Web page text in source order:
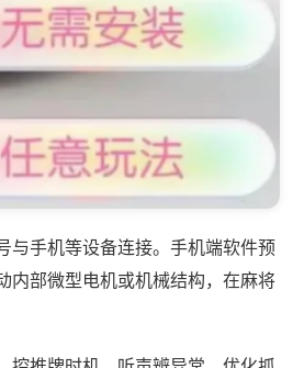
与手机等设备连接。手机端软件预
内部微型电机或机械结构，在麻将